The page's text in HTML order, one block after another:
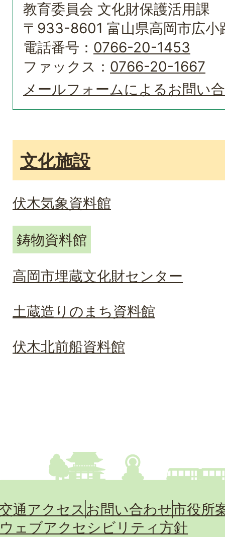
教育委員会 文化財保護活用課
〒933-8601 富山県高岡市広
電話番号： 0766-20-1453
ファックス： 0766-20-1667
メールフォームによるお問い
文化施設
伏木気象資料館
鋳物資料館
高岡市埋蔵文化財センター
土蔵造りのまち資料館
伏木北前船資料館
通アクセス お問い合わせ市役所
ウェブアクセシビリティ方針